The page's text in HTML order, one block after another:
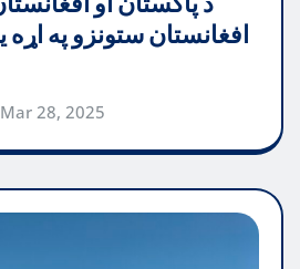
افغانستان ستونزو په اړه
Mar 28, 2025